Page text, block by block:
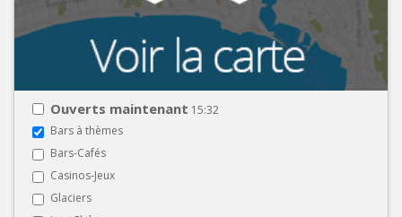
Ouverts maintenant 15:32
Bars à thèmes
Bars-Cafés
Casinos-Jeux
Glaciers